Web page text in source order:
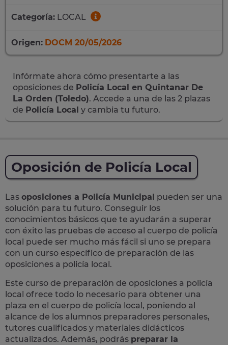
Categoría: LOCAL
Origen: DOCM 20/05/2026
Infórmate ahora cómo presentarte a las
oposiciones de Policía Local en Quintanar De
La Orden (Toledo). Accede a una de las 2 plazas
de Policía Local y cambia tu futuro.
Oposición de Policía Local
Las oposiciones a Policía Municipal pueden ser una
solución para tu futuro. Conseguir los
conocimientos básicos que te ayudarán a superar
con éxito las pruebas de acceso al cuerpo de policía
local puede ser mucho más fácil si uno se prepara
con un curso específico de preparación de las
oposiciones a policía local.
Este curso de preparación de oposiciones a policía
local ofrece todo lo necesario para obtener una
plaza en el cuerpo de policía local, poniendo al
alcance de los alumnos preparadores personales,
tutores cualificados y materiales didácticos
actualizados. Además, podrás preparar la